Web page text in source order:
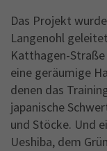
Das Projekt
Langenohl
Katthagen-
eine geräumige
denen das
japanische
und Stöcke. Und
Ueshiba, dem